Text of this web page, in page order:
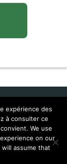
& Josy)
expérience des
à consulter ce
We use
on our
assume that